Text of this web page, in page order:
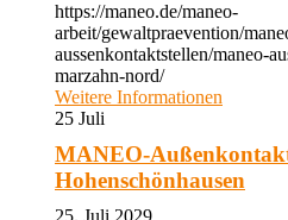
https://maneo.de/maneo-
arbeit/gewaltpraevention/
aussenkontaktstellen/maneo-
marzahn-nord/
Weitere Informationen
25 Juli
MANEO-
Hohenschönhausen
25. Juli 2029